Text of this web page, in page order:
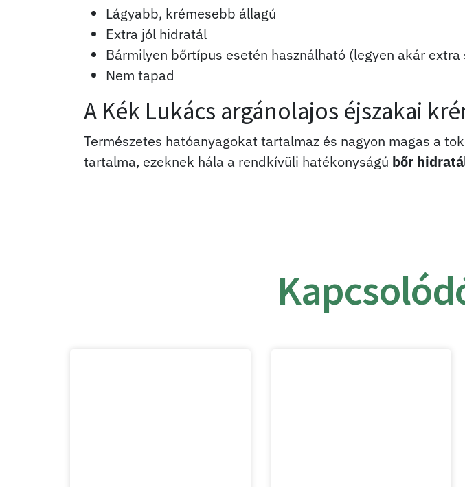
Lágyabb, krémesebb állagú
Extra jól hidratál
Bármilyen bőrtípus esetén használható (legyen akár extra
Nem tapad
A Kék Lukács argánolajos éjszakai
Természetes hatóanyagokat tartalmaz és nagyon magas a
tartalma, ezeknek hála a rendkívüli hatékonyságú bőr